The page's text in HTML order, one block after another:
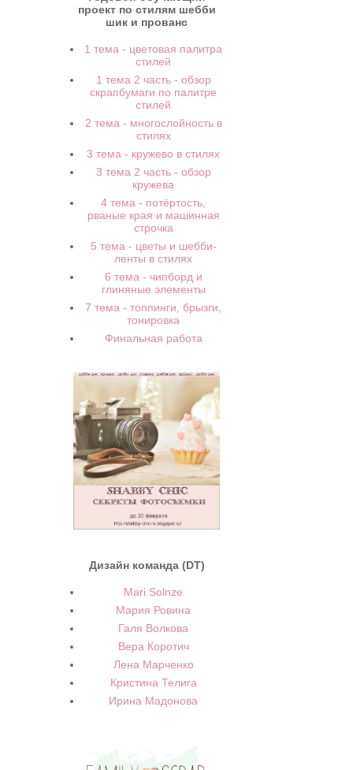
проект по стилям шебби
шик и прованс
1 тема - цветовая палитра
стилей
1 тема 2 часть - обзор
скрапбумаги по палитре
стилей
2 тема - многослойность в
стилях
3 тема - кружево в стилях
3 тема 2 часть - обзор
кружева
4 тема - потёртость,
рваные края и машинная
строчка
5 тема - цветы и шебби-
ленты в стилях
6 тема - чипборд и
глиняные элементы
7 тема - топпинги, брызги,
тонировка
Финальная работа
Дизайн команда (DT)
Mari Solnze
Мария Ровина
Галя Волкова
Вера Коротич
Лена Марченко
Кристина Телига
Ирина Мадонова